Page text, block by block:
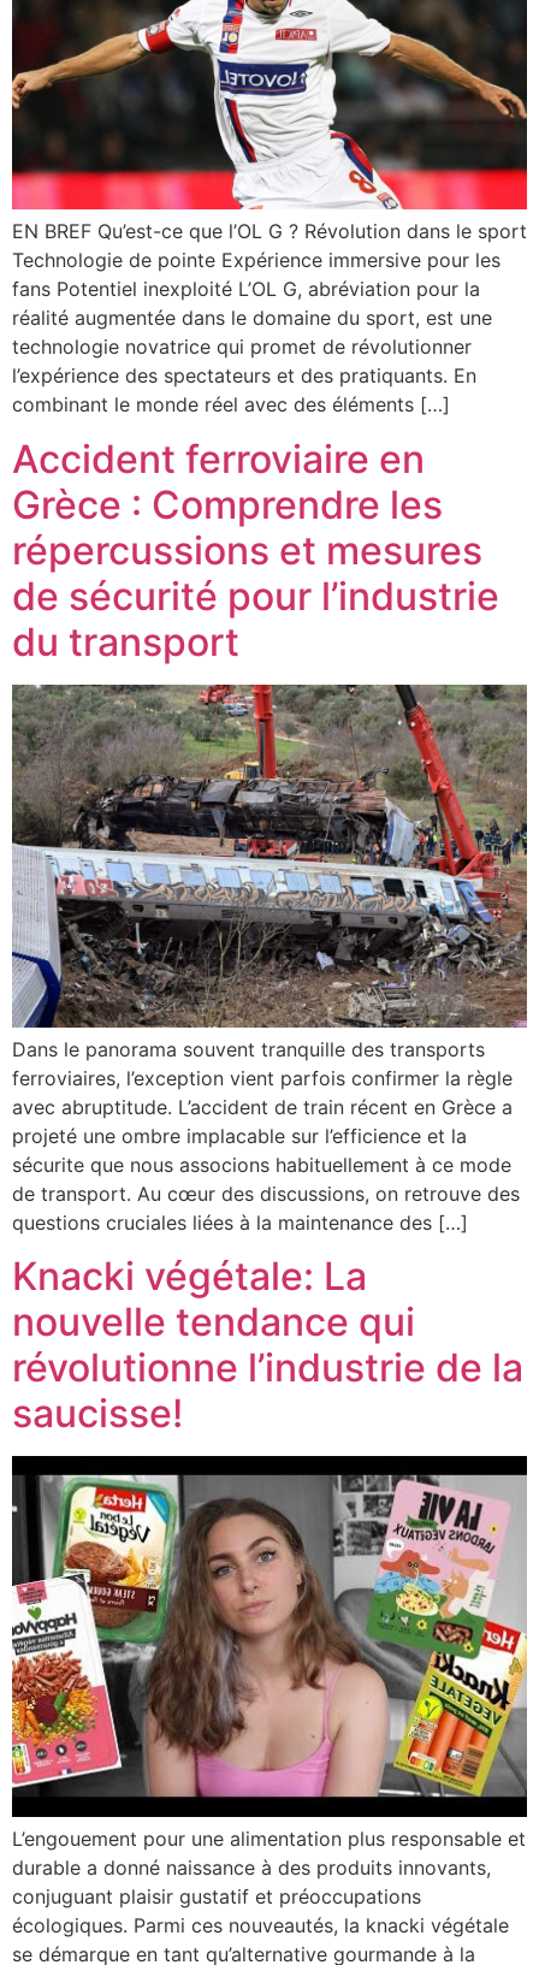
EN BREF Qu’est-ce que l’OL G ? Révolution dans le sport
Technologie de pointe Expérience immersive pour les
fans Potentiel inexploité L’OL G, abréviation pour la
réalité augmentée dans le domaine du sport, est une
technologie novatrice qui promet de révolutionner
l’expérience des spectateurs et des pratiquants. En
combinant le monde réel avec des éléments […]
Accident ferroviaire en
Grèce : Comprendre les
répercussions et mesures
de sécurité pour l’industrie
du transport
Dans le panorama souvent tranquille des transports
ferroviaires, l’exception vient parfois confirmer la règle
avec abruptitude. L’accident de train récent en Grèce a
projeté une ombre implacable sur l’efficience et la
sécurite que nous associons habituellement à ce mode
de transport. Au cœur des discussions, on retrouve des
questions cruciales liées à la maintenance des […]
Knacki végétale: La
nouvelle tendance qui
révolutionne l’industrie de la
saucisse!
L’engouement pour une alimentation plus responsable et
durable a donné naissance à des produits innovants,
conjuguant plaisir gustatif et préoccupations
écologiques. Parmi ces nouveautés, la knacki végétale
se démarque en tant qu’alternative gourmande à la